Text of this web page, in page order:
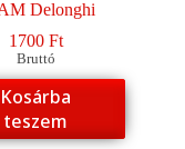
Delonghi
1700 Ft
Bruttó
Kosárba
teszem